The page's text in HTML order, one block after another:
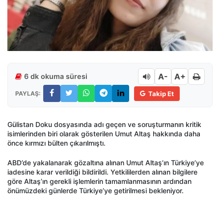
6 dk okuma süresi A- A+
PAYLAŞ: Takip Et
Gülistan Doku dosyasında adı geçen ve soruşturmanın kritik
isimlerinden biri olarak gösterilen Umut Altaş hakkında daha
önce kırmızı bülten çıkarılmıştı.
ABD’de yakalanarak gözaltına alınan Umut Altaş’ın Türkiye’ye
iadesine karar verildiği bildirildi. Yetkililerden alınan bilgilere
göre Altaş’ın gerekli işlemlerin tamamlanmasının ardından
önümüzdeki günlerde Türkiye’ye getirilmesi bekleniyor.